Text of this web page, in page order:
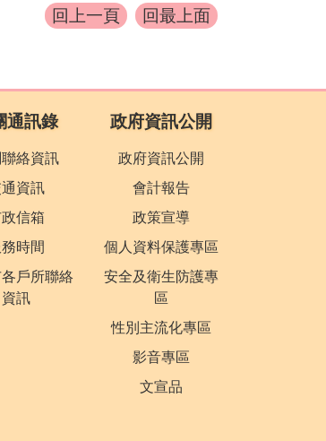
回上一頁 回最上面
通訊錄
絡資訊
資訊
信箱
務時間
戶所聯絡
資訊
政府資訊公開
政府資訊公開
會計報告
政策宣導
個人資料保護專區
安全及衛生防護專
區
性別主流化專區
影音專區
文宣品